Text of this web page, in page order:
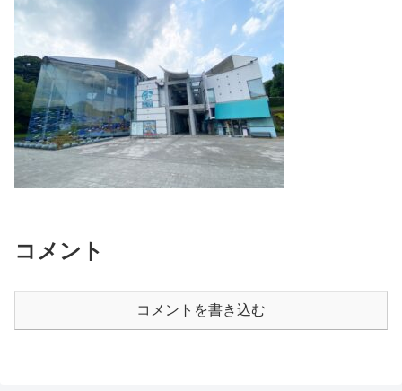
コメント
コメントを書き込む